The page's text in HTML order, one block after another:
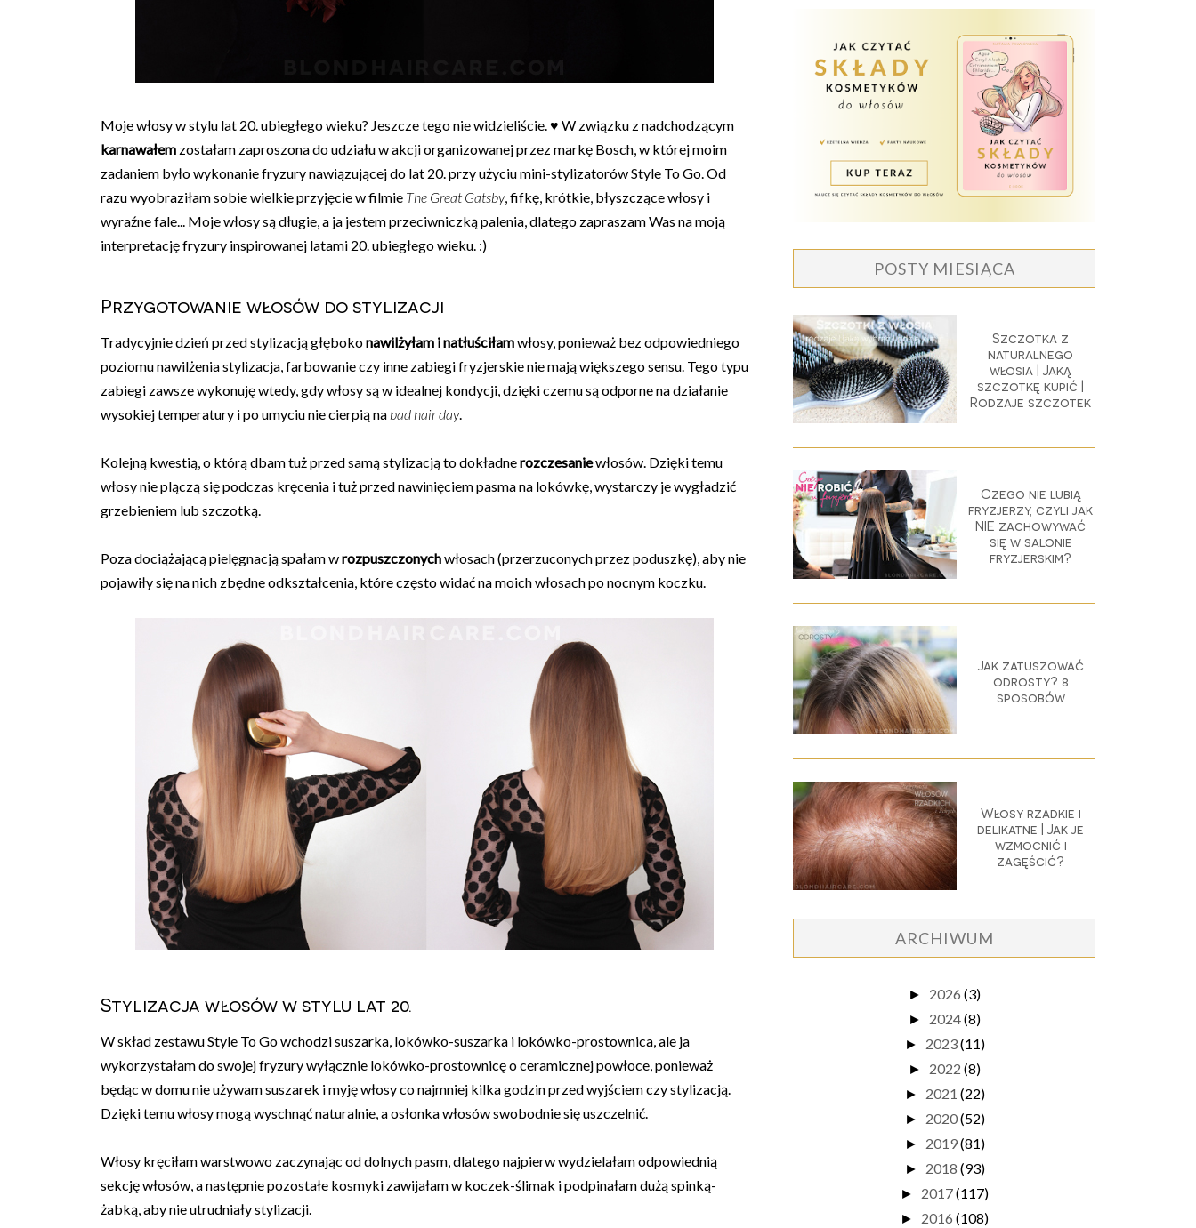
Moje włosy w stylu lat 20. ubiegłego wieku? Jeszcze tego nie widzieliście. ♥ W związku z nadchodzącym
karnawałem zostałam zaproszona do udziału w akcji organizowanej przez markę Bosch, w której moim
zadaniem było wykonanie fryzury nawiązującej do lat 20. przy użyciu mini-stylizatorów Style To Go. Od
razu wyobraziłam sobie wielkie przyjęcie w filmie The Great Gatsby, fifkę, krótkie, błyszczące włosy i
wyraźne fale... Moje włosy są długie, a ja jestem przeciwniczką palenia, dlatego zapraszam Was na moją
interpretację fryzury inspirowanej latami 20. ubiegłego wieku. :)
Przygotowanie włosów do stylizacji
Tradycyjnie dzień przed stylizacją głębokonawilżyłam i natłuściłamwłosy, ponieważ bez odpowiedniego
poziomu nawilżenia stylizacja, farbowanie czy inne zabiegi fryzjerskie nie mają większego sensu. Tego typu
zabiegi zawsze wykonuję wtedy, gdy włosy są w idealnej kondycji, dzięki czemu są odporne na działanie
wysokiej temperatury i po umyciu nie cierpią na bad hair day.
Kolejną kwestią, o którą dbam tuż przed samą stylizacją to dokładnerozczesaniewłosów. Dzięki temu
włosy nie plączą się podczas kręcenia i tuż przed nawinięciem pasma na lokówkę, wystarczy je wygładzić
grzebieniem lub szczotką.
Poza dociążającą pielęgnacją spałam wrozpuszczonychwłosach (przerzuconych przez poduszkę), aby nie
pojawiły się na nich zbędne odkształcenia, które często widać na moich włosach po nocnym koczku.
Stylizacja włosów w stylu lat 20.
W skład zestawu Style To Go wchodzi suszarka, lokówko-suszarka i lokówko-prostownica, ale ja
wykorzystałam do swojej fryzury wyłącznie lokówko-prostownicę o ceramicznej powłoce, ponieważ
będąc w domu nie używam suszarek i myję włosy co najmniej kilka godzin przed wyjściem czy stylizacją.
Dzięki temu włosy mogą wyschnąć naturalnie, a osłonka włosów swobodnie się uszczelnić.
Włosy kręciłam warstwowo zaczynając od dolnych pasm, dlatego najpierw wydzielałam odpowiednią
sekcję włosów, a następnie pozostałe kosmyki zawijałam w koczek-ślimak i podpinałam dużą spinką-
żabką, aby nie utrudniały stylizacji.
POSTY MIESIĄCA
Szczotka z
naturalnego
włosia | Jaką
szczotkę kupić |
Rodzaje szczotek
Czego nie lubią
fryzjerzy, czyli jak
NIE zachowywać
się w salonie
fryzjerskim?
Jak zatuszować
odrosty? 8
sposobów
Włosy rzadkie i
delikatne | Jak je
wzmocnić i
zagęścić?
ARCHIWUM
► 2026 (3)
► 2024(8)
► 2023(11)
► 2022 (8)
► 2021 (22)
► 2020(52)
► 2019(81)
► 2018 (93)
► 2017(117)
► 2016 (108)